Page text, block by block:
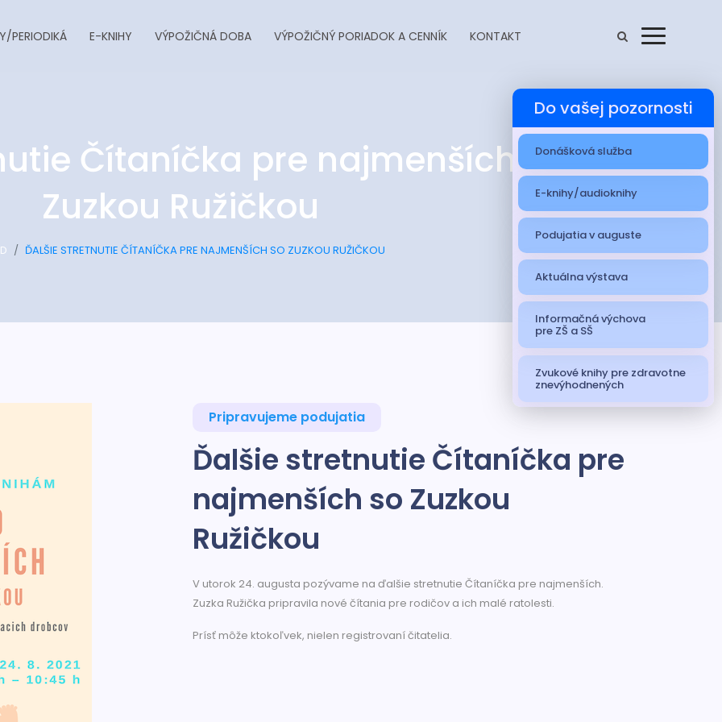
PERIODIKÁ E-KNIHY VÝPOŽIČNÁ DOBA VÝPOŽIČNÝ PORIADOK A CENNÍK KONTAKT
Čítaníčka pre najmenších so
Zuzkou Ružičkou
ĎALŠIE STRETNUTIE ČÍTANÍČKA PRE NAJMENŠÍCH SO ZUZKOU RUŽIČKOU
Pripravujeme podujatia
Ďalšie stretnutie Čítaníčka pre
najmenších so Zuzkou
Ružičkou
V utorok 24. augusta pozývame na ďalšie stretnutie Čítaníčka pre najmenších.
Zuzka Ružička pripravila nové čítania pre rodičov a ich malé ratolesti.
Prísť môže ktokoľvek, nielen registrovaní čitatelia.
Do vašej pozornosti
Donášková služba
E-knihy/audioknihy
Podujatia v auguste
Aktuálna výstava
Informačná výchova
pre ZŠ a SŠ
Zvukové knihy pre zdravotne
znevýhodnených